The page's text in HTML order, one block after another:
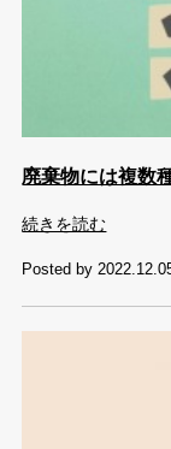
廃棄物には複数
続きを読む
Posted by